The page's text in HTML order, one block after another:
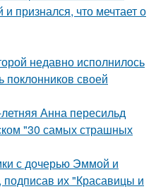
признался, что мечтает о
недавно исполнилось
поклонников своей
Анна пересильд
"30 самых страшных
с дочерью Эммой и
их "Красавицы и